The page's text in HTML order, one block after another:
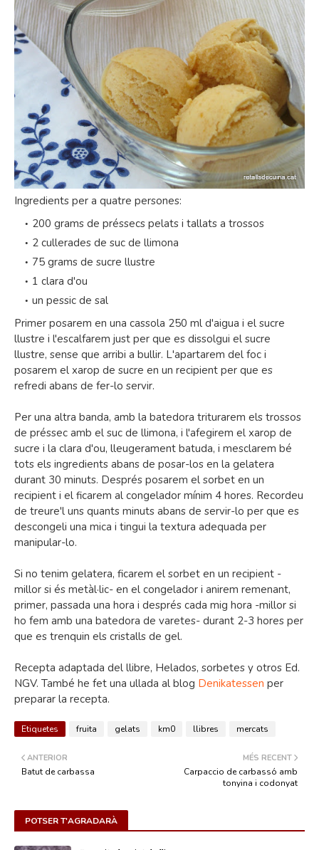
Ingredients per a quatre persones:
200 grams de préssecs pelats i tallats a trossos
2 cullerades de suc de llimona
75 grams de sucre llustre
1 clara d'ou
un pessic de sal
Primer posarem en una cassola 250 ml d'aigua i el sucre
llustre i l'escalfarem just per que es dissolgui el sucre
llustre, sense que arribi a bullir. L'apartarem del foc i
posarem el xarop de sucre en un recipient per que es
refredi abans de fer-lo servir.
Per una altra banda, amb la batedora triturarem els trossos
de préssec amb el suc de llimona, i l'afegirem el xarop de
sucre i la clara d'ou, lleugerament batuda, i mesclarem bé
tots els ingredients abans de posar-los en la gelatera
durant 30 minuts. Després posarem el sorbet en un
recipient i el ficarem al congelador mínim 4 hores. Recordeu
de treure'l uns quants minuts abans de servir-lo per que es
descongeli una mica i tingui la textura adequada per
manipular-lo.
Si no tenim gelatera, ficarem el sorbet en un recipient -
millor si és metàl·lic- en el congelador i anirem remenant,
primer, passada una hora i després cada mig hora -millor si
ho fem amb una batedora de varetes- durant 2-3 hores per
que es trenquin els cristalls de gel.
Recepta adaptada del llibre, Helados, sorbetes y otros Ed.
NGV. També he fet una ullada al blog Denikatessen per
preparar la recepta.
Etiquetes fruita gelats km0 llibres mercats
MÉS RECENT
Carpaccio de carbassó amb
tonyina i codonyat
ANTERIOR
Batut de carbassa
POTSER T'AGRADARÀ